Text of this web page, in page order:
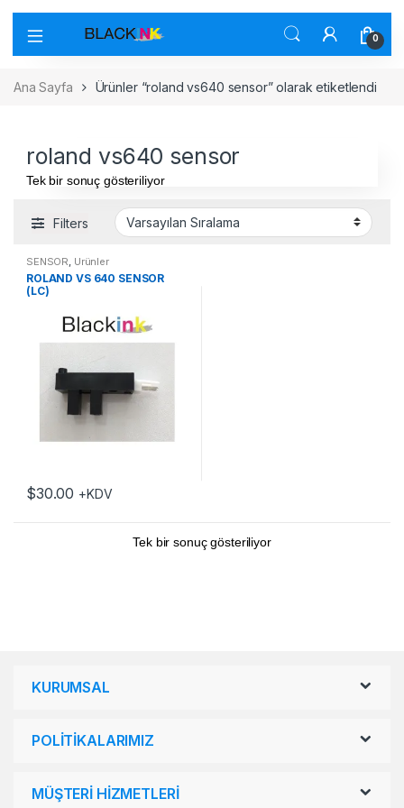
0
Ana Sayfa Ürünler “roland vs640 sensor” olarak etiketlendi
roland vs640 sensor
Tek bir sonuç gösteriliyor
Filters
SENSOR, Ürünler
ROLAND VS 640 SENSOR
(LC)
$30.00 +KDV
Tek bir sonuç gösteriliyor
KURUMSAL
POLİTİKALARIMIZ
MÜŞTERİ HİZMETLERİ